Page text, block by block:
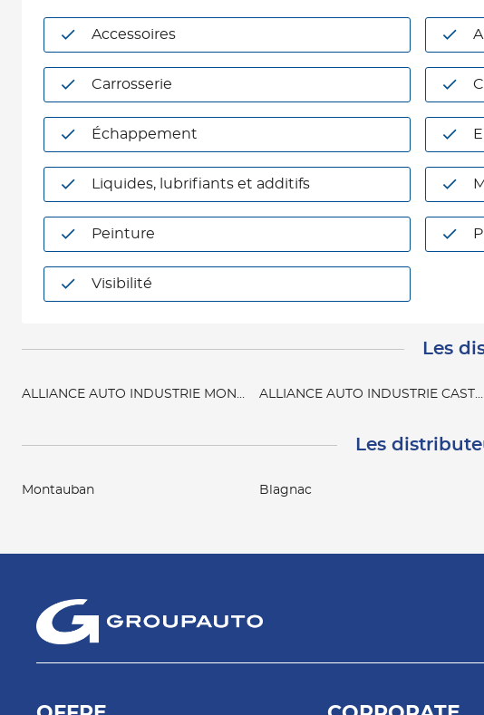
Accessoires
Carrosserie
Échappement
Liquides, lubrifiants et additifs
Peinture
Visibilité
Les
ALLIANCE AUTO INDUSTRIE MONTAUBANALLIANCE AUTO INDUSTRIE
Les
Montauban Blagnac